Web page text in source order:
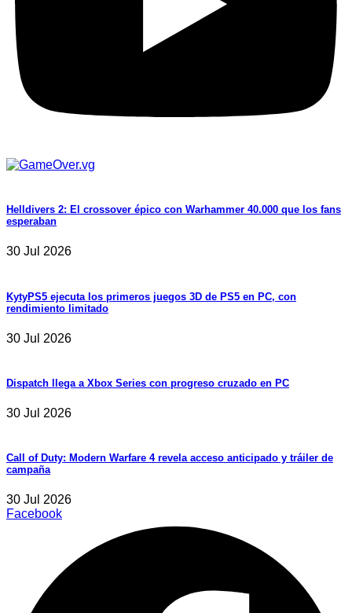
Helldivers 2: El crossover épico con Warhammer 40.000 que los fans
esperaban
30 Jul 2026
KytyPS5 ejecuta los primeros juegos 3D de PS5 en PC, con
rendimiento limitado
30 Jul 2026
Dispatch llega a Xbox Series con progreso cruzado en PC
30 Jul 2026
Call of Duty: Modern Warfare 4 revela acceso anticipado y tráiler de
campaña
30 Jul 2026
Facebook